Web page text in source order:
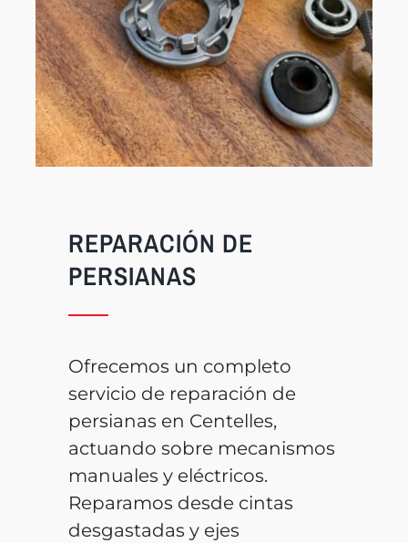
REPARACIÓN DE
PERSIANAS
Ofrecemos un completo
servicio de reparación de
persianas en Centelles,
actuando sobre mecanismos
manuales y eléctricos.
Reparamos desde cintas
desgastadas y ejes